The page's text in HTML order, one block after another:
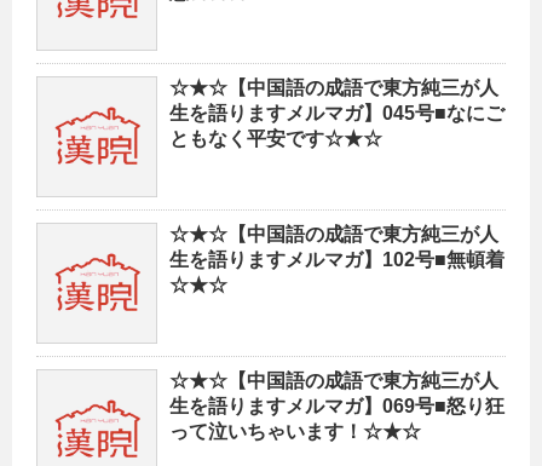
☆★☆【中国語の成語で東方純三が人
生を語りますメルマガ】045号■なにご
ともなく平安です☆★☆
☆★☆【中国語の成語で東方純三が人
生を語りますメルマガ】102号■無頓着
☆★☆
☆★☆【中国語の成語で東方純三が人
生を語りますメルマガ】069号■怒り狂
って泣いちゃいます！☆★☆